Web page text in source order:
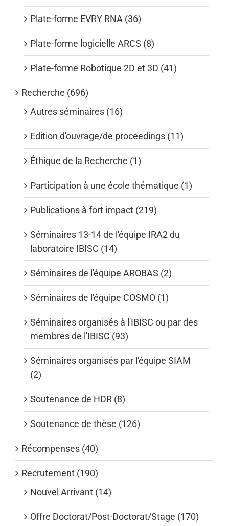
Plate-forme EVRY RNA (36)
Plate-forme logicielle ARCS (8)
Plate-forme Robotique 2D et 3D (41)
Recherche (696)
Autres séminaires (16)
Edition d'ouvrage/de proceedings (11)
Éthique de la Recherche (1)
Participation à une école thématique (1)
Publications à fort impact (219)
Séminaires 13-14 de l'équipe IRA2 du
laboratoire IBISC (14)
Séminaires de l'équipe AROBAS (2)
Séminaires de l'équipe COSMO (1)
Séminaires organisés à l'IBISC ou par des
membres de l'IBISC (93)
Séminaires organisés par l'équipe SIAM
(2)
Soutenance de HDR (8)
Soutenance de thèse (126)
Récompenses (40)
Recrutement (190)
Nouvel Arrivant (14)
Offre Doctorat/Post-Doctorat/Stage (170)